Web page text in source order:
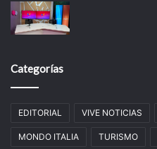
Categorías
EDITORIAL VIVE NOTICIAS
MONDO ITALIA TURISMO